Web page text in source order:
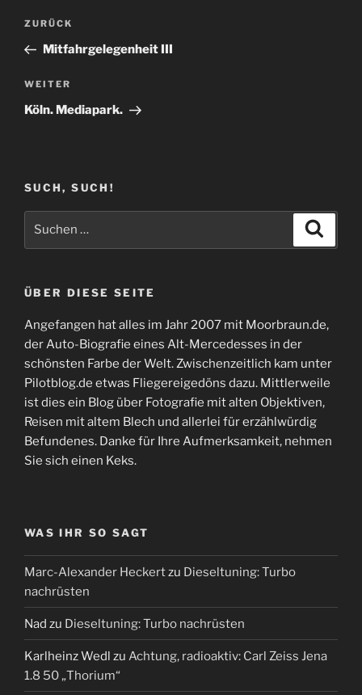
Beitragsnavigation
Vorheriger
Beitrag
ZURÜCK
Mitfahrgelegenheit III
Nächster
Beitrag
WEITER
Köln. Mediapark.
SUCH, SUCH!
ÜBER DIESE SEITE
Angefangen hat alles im Jahr 2007 mit Moorbraun.de,
der Auto-Biografie eines Alt-Mercedesses in der
schönsten Farbe der Welt. Zwischenzeitlich kam unter
Pilotblog.de etwas Fliegereigedöns dazu. Mittlerweile
ist dies ein Blog über Fotografie mit alten Objektiven,
Reisen mit altem Blech und allerlei für erzählwürdig
Befundenes. Danke für Ihre Aufmerksamkeit, nehmen
Sie sich einen Keks.
WAS IHR SO SAGT
Marc-Alexander Heckertzu Dieseltuning: Turbo
nachrüsten
Nad zu Dieseltuning: Turbo nachrüsten
Karlheinz Wedl zu Achtung, radioaktiv: Carl Zeiss Jena
1.8 50 „Thorium“